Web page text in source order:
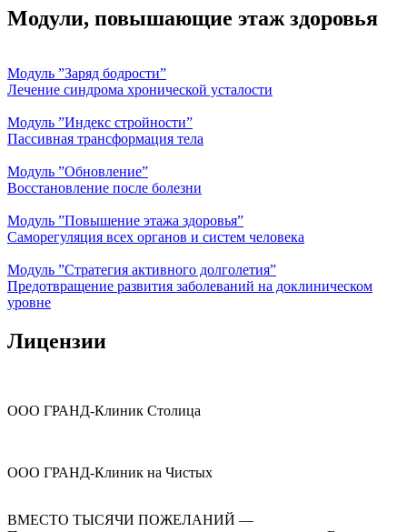
Модули, повышающие этаж здоровья
Модуль ”Заряд бодрости”
Лечение синдрома хронической усталости
Модуль ”Индекс стройности”
Пассивная трансформация тела
Модуль ”Обновление”
Восстановление после болезни
Модуль ”Повышение этажа здоровья”
Саморегуляция всех органов и систем человека
Модуль ”Стратегия активного долголетия”
Предотвращение развития заболеваний на доклиническом
уровне
Лицензии
ООО ГРАНД-Клиник Столица
ООО ГРАНД-Клиник на Чистых
ВМЕСТО ТЫСЯЧИ ПОЖЕЛАНИЙ —